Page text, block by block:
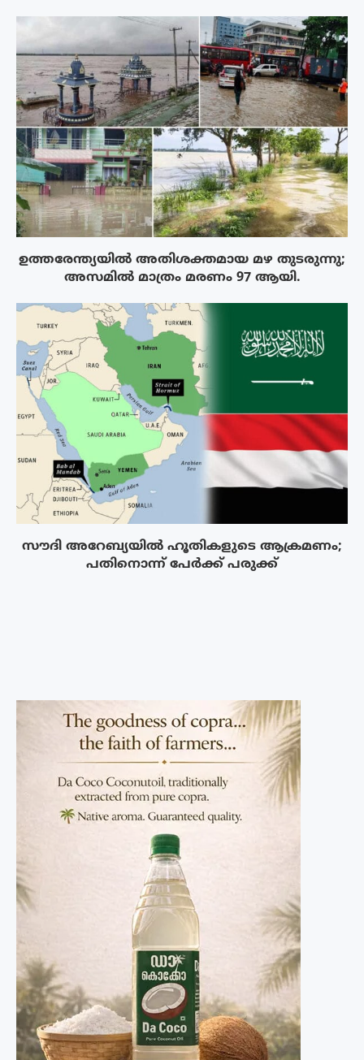
ഉത്തരേന്ത്യയിൽ അതിശക്തമായ മഴ തുടരുന്നു;
അസമിൽ മാത്രം മരണം 97 ആയി.
സൗദി അറേബ്യയിൽ ഹൂതികളുടെ ആക്രമണം;
പതിനൊന്ന് പേർക്ക് പരുക്ക്